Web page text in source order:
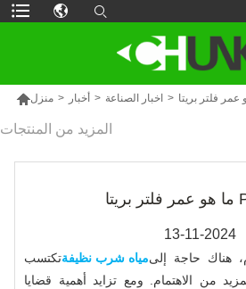
منزل > أخبار > اخبار الصناعة >
المزيد من المنتجات
13-11-2024
هناك حاجة إلىمياه شرب نظيفةتكتسب
من الاهتمام. ومع تزايد أهمية قضايا